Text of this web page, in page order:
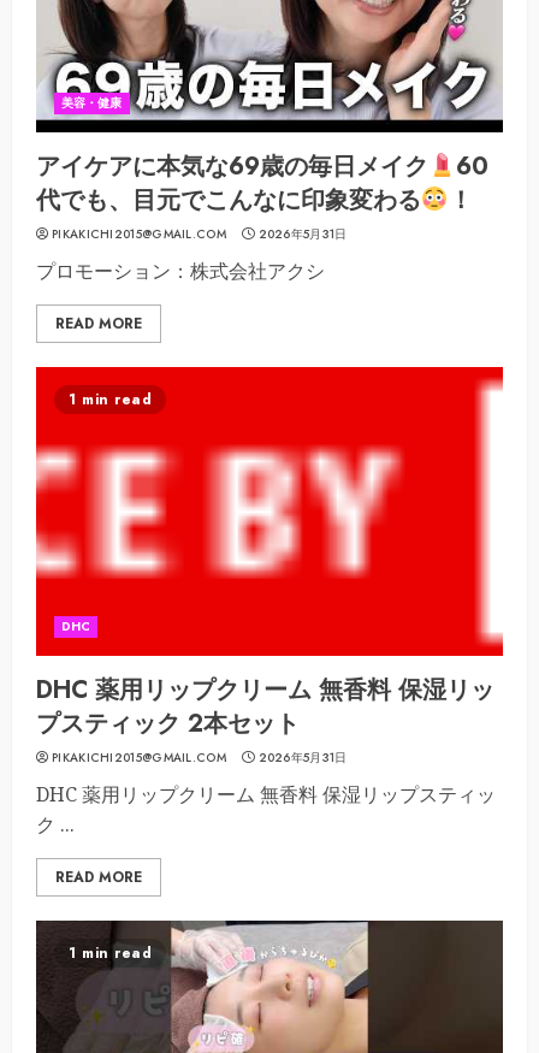
美容・健康
アイケアに本気な69歳の毎日メイク
60
代でも、目元でこんなに印象変わる
！
PIKAKICHI2015@GMAIL.COM 2026年5月31日
プロモーション：株式会社アクシ
READ MORE
1 min read
DHC
DHC 薬用リップクリーム 無香料 保湿リッ
プスティック 2本セット
PIKAKICHI2015@GMAIL.COM 2026年5月31日
DHC 薬用リップクリーム 無香料 保湿リップスティッ
ク ...
READ MORE
1 min read